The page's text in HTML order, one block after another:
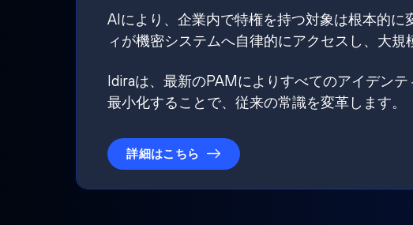
AIにより、企業内で特権を持つ対象は根本的
ィが機密システムへ自律的にアクセスし、大規
Idiraは、最新のPAMによりすべてのアイデン
最小化することで、従来の常識を変革します。
詳細はこちら